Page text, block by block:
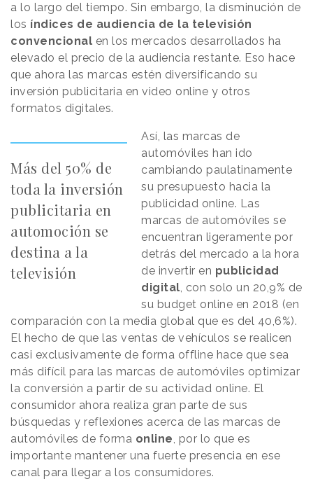
a lo largo del tiempo. Sin embargo, la disminución de
los índices de audiencia de la televisión
convencional en los mercados desarrollados ha
elevado el precio de la audiencia restante. Eso hace
que ahora las marcas estén diversificando su
inversión publicitaria en video online y otros
formatos digitales.
Más del 50% de
toda la inversión
publicitaria en
automoción se
destina a la
televisión
Así, las marcas de
automóviles han ido
cambiando paulatinamente
su presupuesto hacia la
publicidad online. Las
marcas de automóviles se
encuentran ligeramente por
detrás del mercado a la hora
de invertir en publicidad
digital, con solo un 20,9% de
su budget online en 2018 (en
comparación con la media global que es del 40,6%).
El hecho de que las ventas de vehículos se realicen
casi exclusivamente de forma offline hace que sea
más difícil para las marcas de automóviles optimizar
la conversión a partir de su actividad online. El
consumidor ahora realiza gran parte de sus
búsquedas y reflexiones acerca de las marcas de
automóviles de forma online, por lo que es
importante mantener una fuerte presencia en ese
canal para llegar a los consumidores.